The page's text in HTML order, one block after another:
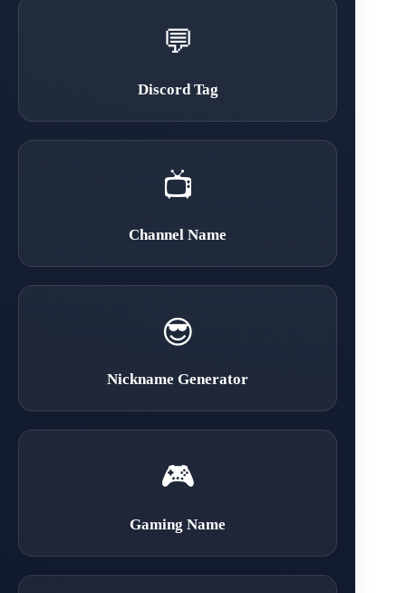
💬
Discord Tag
📺
Channel Name
😎
Nickname Generator
🎮
Gaming Name